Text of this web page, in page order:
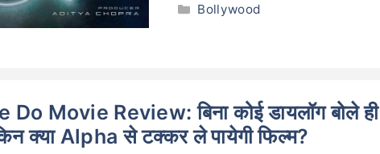
Categories
Bollywood
Movie Review: बिना कोई डायलॉग बोले
क्या Alpha से टक्कर ले पायेगी फिल्म?